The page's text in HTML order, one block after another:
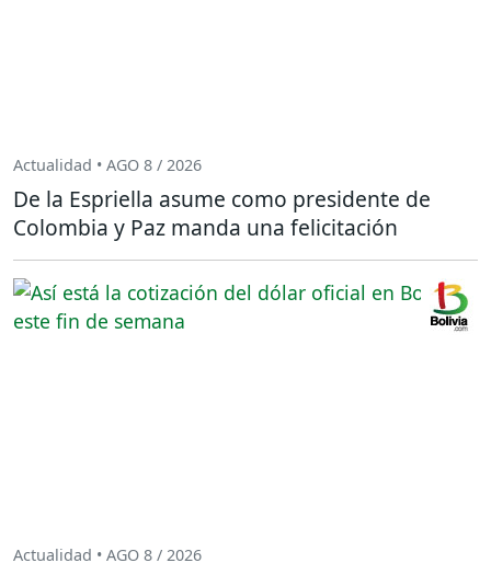
Actualidad • AGO 8 / 2026
De la Espriella asume como presidente de
Colombia y Paz manda una felicitación
Actualidad • AGO 8 / 2026